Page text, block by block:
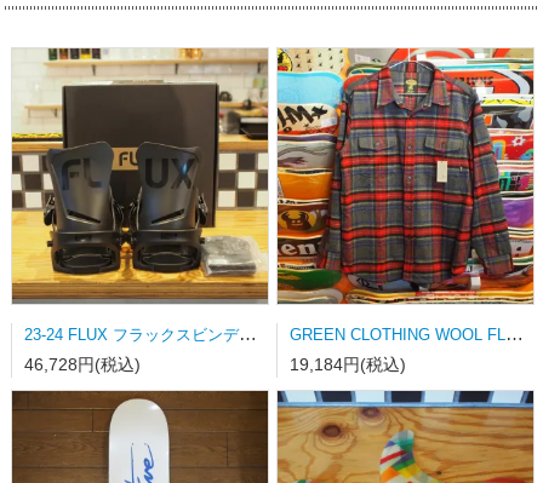
23-24 FLUX フラックスビンディング DS-LTD MATT BLACK Mサイズ
46,728円(税込)
GREEN CLOTHING WOOL FLANNEL SHRAT Lサイズ
19,184円(税込)